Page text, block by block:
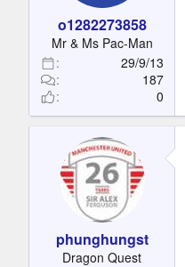
o1282273858
Mr & Ms Pac-Man
29/9/13
187
0
phunghungst
Dragon Quest